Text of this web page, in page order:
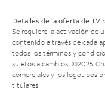
Detalles de la oferta de TV
Se requiere la activación de
contenido a través de cada
todos los términos y
sujetos a cambios. ©2025
comerciales y los logotipos
titulares.